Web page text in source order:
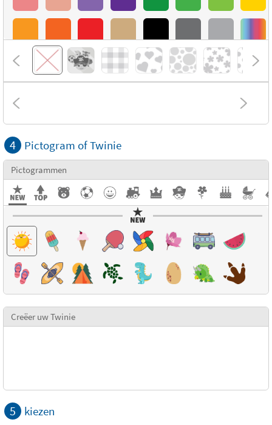
4 Pictogram of Twinie
Pictogrammen
Creëer uw Twinie
5 kiezen